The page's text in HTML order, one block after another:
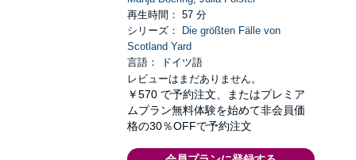
再生時間： 57 分
シリーズ：
Die größten Fälle von
Scotland Yard
言語： ドイツ語
レビューはまだありません。
￥570 で予約注文、またはプレミア
ムプラン無料体験を始めて非会員価
格の30％OFFで予約注文